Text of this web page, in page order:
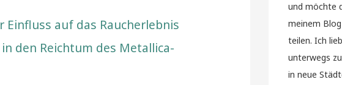
Einfluss auf das Raucherlebnis
den Reichtum des Metallica-
und möchte
meinem
teilen. Ich
unterwegs
in neue